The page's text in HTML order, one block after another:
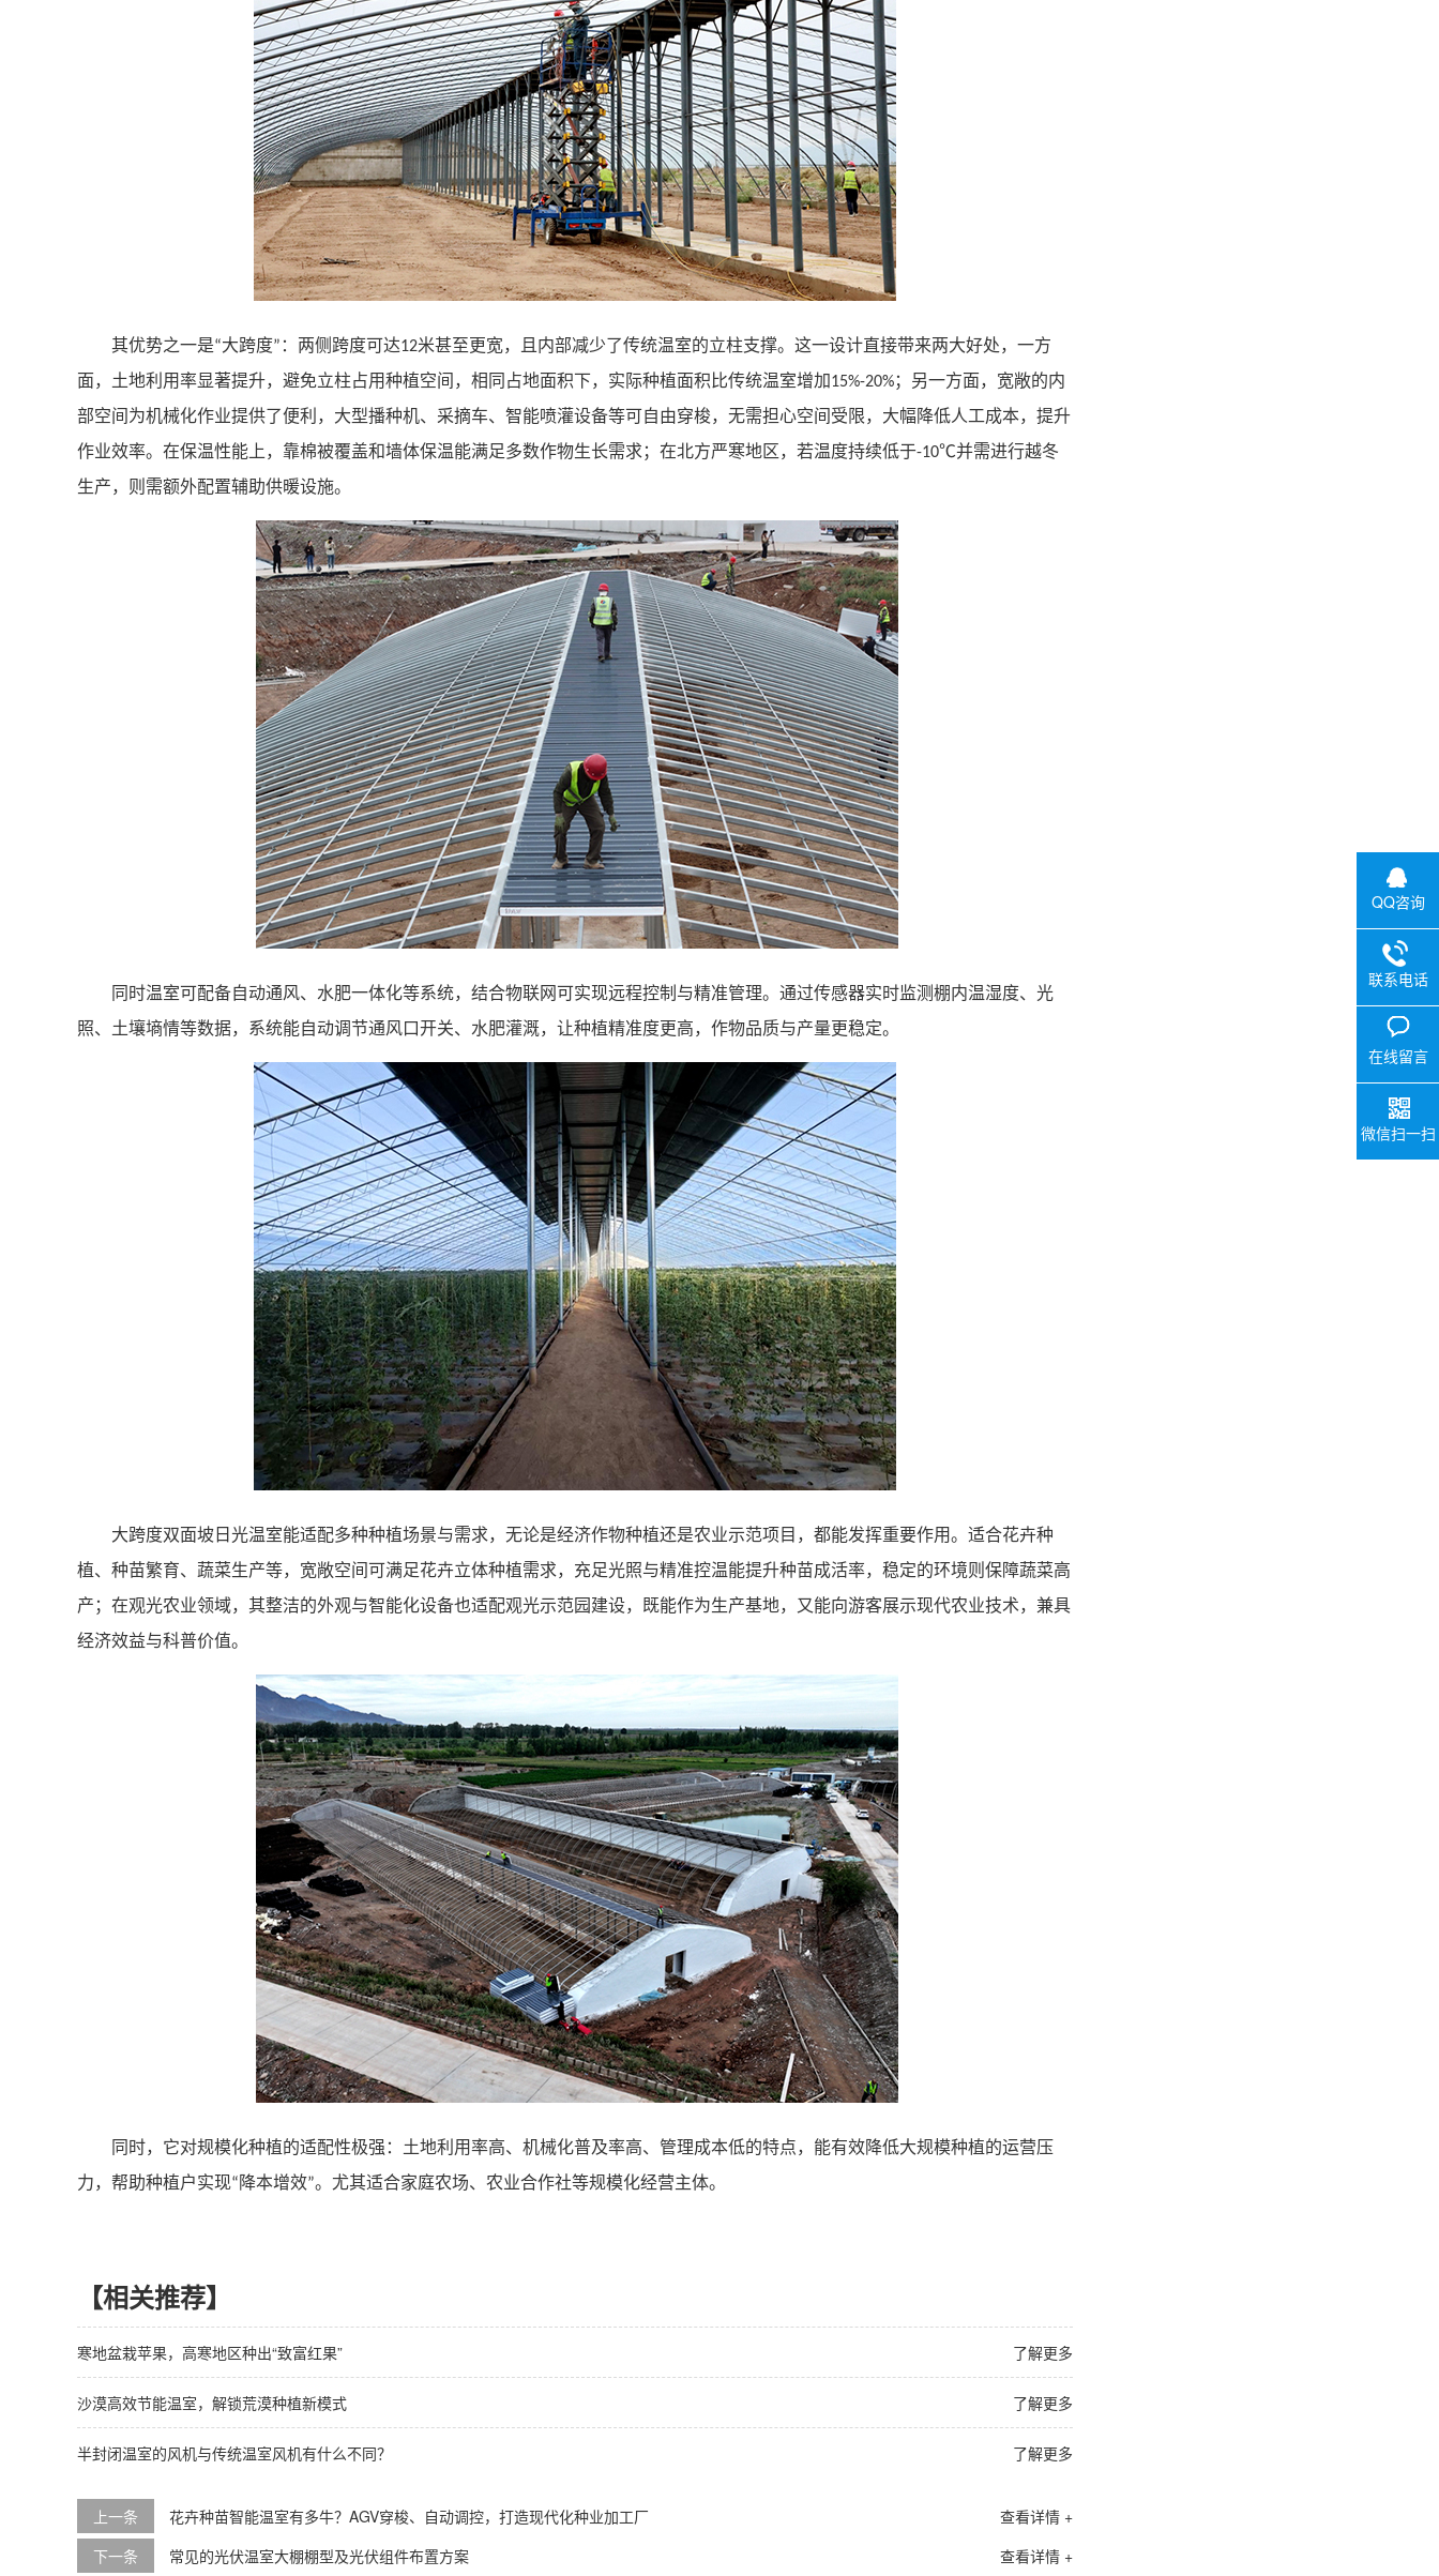
其优势之一是“大跨度” ：两侧跨度可达12米甚至更宽，且内部减少了传统温室的立柱支撑。这一设计直接带来两大好处， 一方
面，土地利用率显著提升，避免立柱占用种植空间，相同占地面积下，实际种植面积比传统温室增加15%-20%；另一方面，宽敞的内
部空间为机械化作业提供了便利，大型播种机、采摘车、智能喷灌设备等可自由穿梭，无需担心空间受限，大幅降低人工成本，提升
作业效率。在保温性能上，靠棉被覆盖和墙体保温能满足多数作物生长需求；在北方严寒地区，若温度持续低于-10℃并需进行越冬
生产，则需额外配置辅助供暖设施。
同时温室可配备自动通风、水肥一体化等系统，结合物联网可实现远程控制与精准管理。通过传感器实时监测棚内温湿度、光
照、土壤墒情等数据，系统能自动调节通风口开关、水肥灌溉，让种植精准度更高，作物品质与产量更稳定。
大跨度双面坡日光温室能适配多种种植场景与需求，无论是经济作物种植还是农业示范项目，都能发挥重要作用。适合花卉种
植、种苗繁育、蔬菜生产等， 宽敞空间可满足花卉立体种植需求，充足光照与精准控温能提升种苗成活率，稳定的环境则保障蔬菜高
产；在观光农业领域，其整洁的外观与智能化设备也适配观光示范园建设，既能作为生产基地，又能向游客展示现代农业技术，兼具
经济效益与科普价值。
同时，它对规模化种植的适配性极强：土地利用率高、机械化普及率高、管理成本低的特点，能有效降低大规模种植的运营压
力，帮助种植户实现“ 降本增效”。尤其适合家庭农场、农业合作社等规模化经营主体。
【相关推荐】
了解更多
寒地盆栽苹果，高寒地区种出“致富红果”
了解更多
沙漠高效节能温室，解锁荒漠种植新模式
了解更多
半封闭温室的风机与传统温室风机有什么不同？
上一条 查看详情 +
花卉种苗智能温室有多牛？AGV穿梭、自动调控，打造现代化种业加工厂
下一条
查看详情 +
常见的光伏温室大棚棚型及光伏组件布置方案
QQ咨询
联系电话
在线留言
微信扫一扫